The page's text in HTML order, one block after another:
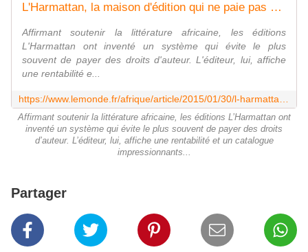
L'Harmattan, la maison d'édition qui ne paie pas ses auteurs
Affirmant soutenir la littérature africaine, les éditions
L'Harmattan ont inventé un système qui évite le plus
souvent de payer des droits d'auteur. L'éditeur, lui, affiche
une rentabilité e...
Affirmant soutenir la littérature africaine, les éditions L’Harmattan ont
inventé un système qui évite le plus souvent de payer des droits
d’auteur. L’éditeur, lui, affiche une rentabilité et un catalogue
impressionnants...
Partager